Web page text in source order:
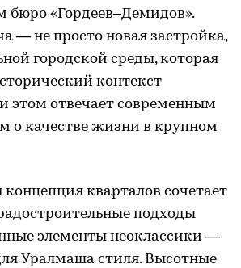
бюро «Гордеев–Демидов».
— не просто новая застройка,
городской среды, которая
контекст
этом отвечает современным
о качестве жизни в крупном
кварталов сочетает
подходы
элементы неоклассики —
Уралмаша стиля. Высотные